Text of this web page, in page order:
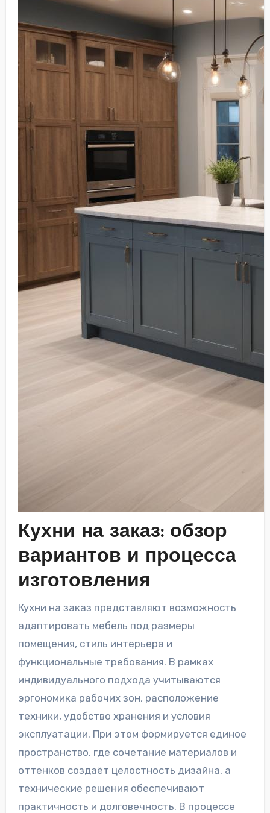
Кухни на заказ: обзор
вариантов и процесса
изготовления
Кухни на заказ представляют возможность
адаптировать мебель под размеры
помещения, стиль интерьера и
функциональные требования. В рамках
индивидуального подхода учитываются
эргономика рабочих зон, расположение
техники, удобство хранения и условия
эксплуатации. При этом формируется единое
пространство, где сочетание материалов и
оттенков создаёт целостность дизайна, а
технические решения обеспечивают
практичность и долговечность. В процессе